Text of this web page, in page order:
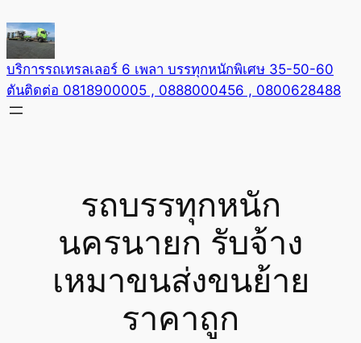
to
content
บริการรถเทรลเลอร์ 6 เพลา บรรทุกหนักพิเศษ 35-50-60
ตันติดต่อ 0818900005 , 0888000456 , 0800628488
รถบรรทุกหนัก
นครนายก รับจ้าง
เหมาขนส่งขนย้าย
ราคาถูก